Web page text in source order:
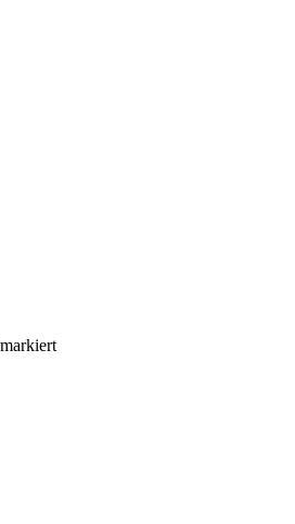
markiert